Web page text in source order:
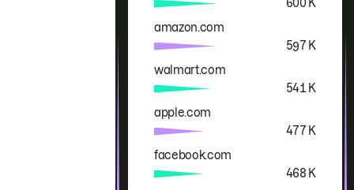
600 K
amazon.com
597 K
walmart.com
541 K
apple.com
477 K
facebook.com
468 K